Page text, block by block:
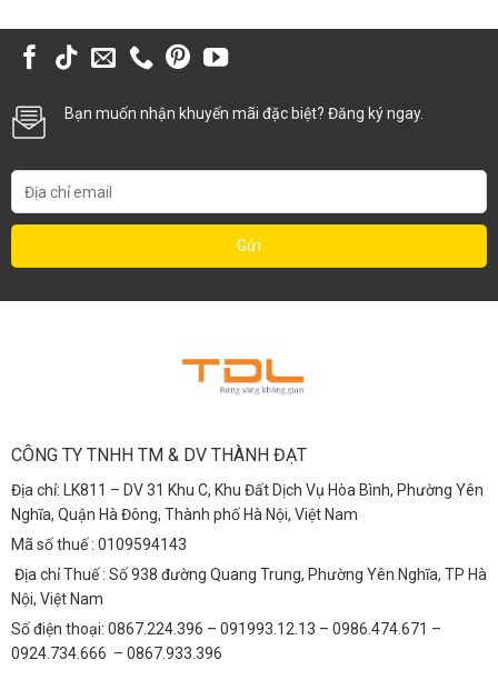
Bạn muốn nhận khuyến mãi đặc biệt? Đăng ký ngay.
CÔNG TY TNHH TM & DV THÀNH ĐẠT
Địa chỉ: LK811 – DV 31 Khu C, Khu Đất Dịch Vụ Hòa Bình, Phường Yên
Nghĩa, Quận Hà Đông, Thành phố Hà Nội, Việt Nam
Mã số thuế : 0109594143
Địa chỉ Thuế : Số 938 đường Quang Trung, Phường Yên Nghĩa, TP Hà
Nội, Việt Nam
Số điện thoại: 0867.224.396 – 091993.12.13 – 0986.474.671 –
0924.734.666 – 0867.933.396